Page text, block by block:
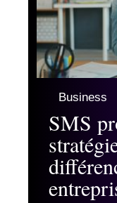
Business
SMS